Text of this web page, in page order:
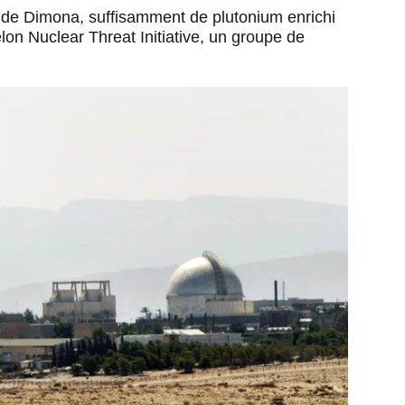
Dimona, suffisamment de plutonium enrichi
Nuclear Threat Initiative, un groupe de